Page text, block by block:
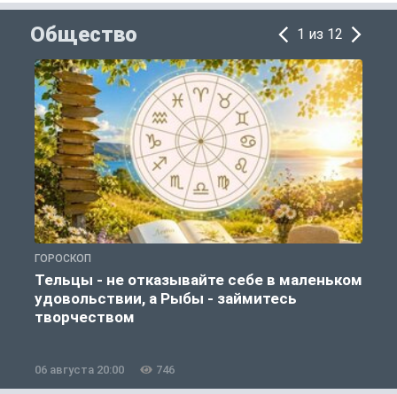
Общество 1 из 12
ГОРОСКОП
Тельцы - не отказывайте себе в маленьком
удовольствии, а Рыбы - займитесь
творчеством
06 августа 20:00 746